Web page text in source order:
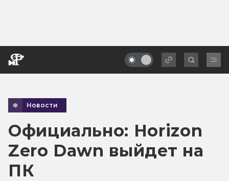
Новости
Официально: Horizon
Zero Dawn выйдет на
ПК